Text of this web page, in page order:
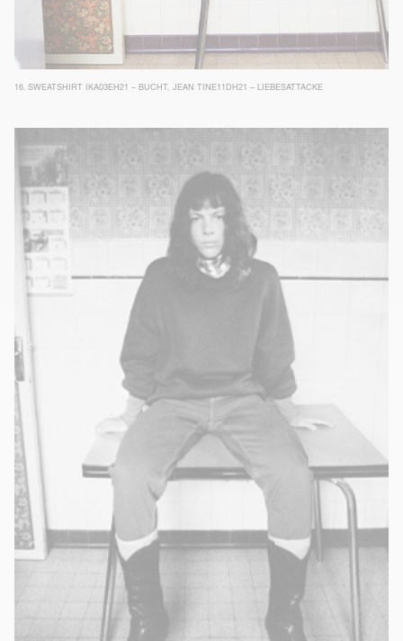
16. SWEATSHIRT IKA03EH21 – BUCHT, JEAN TINE11DH21 – LIEBESATTACKE